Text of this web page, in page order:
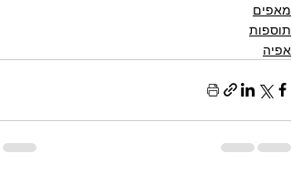
מאפים
תוספות
אפיה